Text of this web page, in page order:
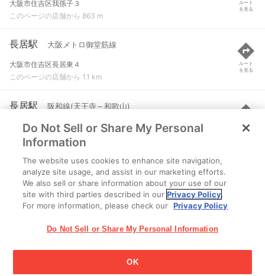
大阪市住吉区我孫子３
このページの店舗から 863 m
ルート
を見る
長居駅 大阪メトロ御堂筋線
大阪市住吉区長居東４
このページの店舗から 1.1 km
ルート
を見る
長居駅 阪和線(天王寺～和歌山)
大阪市住吉区長居東４
このページの店舗から 1.3 km
ルート
を見る
杉本町駅 阪和線(天王寺～和歌山)
大阪市住吉区杉本３
このページの店舗から 1.4 km
江崎グリコ株式会社 Copyright © 2025 Ezaki Glico Co., Ltd.
Do Not Sell or Share My Personal
Information
The website uses cookies to enhance site navigation,
analyze site usage, and assist in our marketing efforts.
We also sell or share information about your use of our
site with third parties described in ourPrivacy Policy.
For more information, please check our Privacy Policy
Do Not Sell or Share My Personal Information
OK